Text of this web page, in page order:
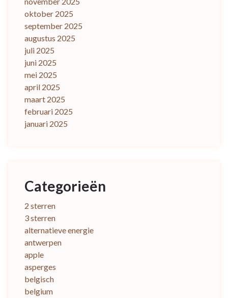
oktober 2025
september 2025
augustus 2025
juli 2025
juni 2025
mei 2025
april 2025
maart 2025
februari 2025
januari 2025
Categorieën
2 sterren
3 sterren
alternatieve energie
antwerpen
apple
asperges
belgisch
belgium